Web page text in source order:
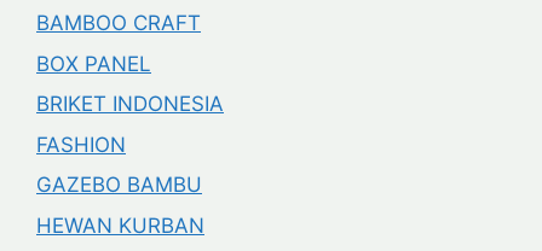
BAMBOO CRAFT
BOX PANEL
BRIKET INDONESIA
FASHION
GAZEBO BAMBU
HEWAN KURBAN